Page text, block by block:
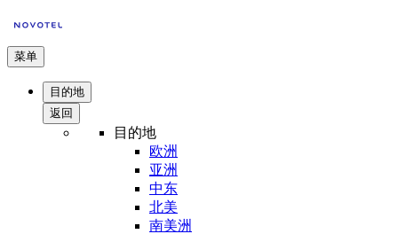
菜单
目的地
返回
目的地
欧洲
亚洲
中东
北美
南美洲